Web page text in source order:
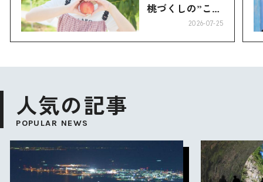
桃づくしの”こお
2026-07-25
人気の記事
POPULAR NEWS